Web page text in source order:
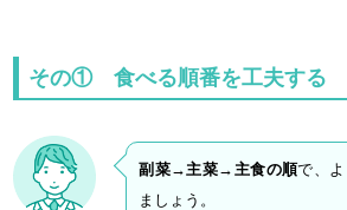
その① 食べる順番を工夫する
副菜→主菜→主食の順で、
ましょう。